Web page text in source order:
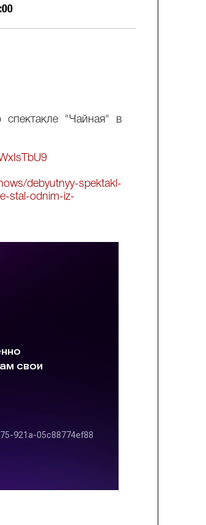
спектакле "Чайная" в
debyutnyy-spektakl-
stal-odnim-iz-